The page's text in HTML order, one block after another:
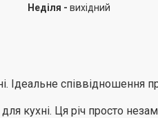
Неділя - вихідний
співвідношення
кухні. Ця річ просто